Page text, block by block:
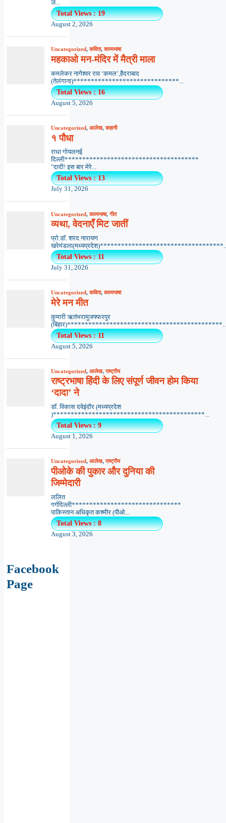
ज़...
Total Views : 19
August 2, 2026
Uncategorized,कविता,काव्यभाषा
महकाओ मन-मंदिर में मैत्री माला
कमलेकर नागेश्वर राव ‘कमल’,हैदराबाद
(तेलंगाना)******************************...
Total Views : 16
August 5, 2026
Uncategorized, आलेख,कहानी
१ पौधा
राधा गोयलनई
दिल्ली**************************************
"दादी! इस बार मेरे...
Total Views : 13
July 31, 2026
Uncategorized,काव्यभाषा,गीत
व्यथा, वेदनाएँ मिट जातीं
प्रो.डॉ. शरद नारायण
Total Views : 11
July 31, 2026
Uncategorized,कविता,काव्यभाषा
मेरे मन मीत
कुमारी ऋतंभरामुजफ्फरपुर
Total Views : 11
August 5, 2026
Uncategorized, आलेख,राष्ट्रीय
राष्ट्रभाषा हिंदी के लिए संपूर्ण जीवन होम किया
‘दादा’ ने
डॉ. विकास दवेइंदौर (मध्यप्रदेश
)*******************************************...
Total Views : 9
August 1, 2026
Uncategorized, आलेख,राष्ट्रीय
पीओके की पुकार और दुनिया की
जिम्मेदारी
ललित
गर्गदिल्ली*******************************
पाकिस्तान अधिकृत कश्मीर (पीओ...
Total Views : 8
August 3, 2026
Facebook
Page